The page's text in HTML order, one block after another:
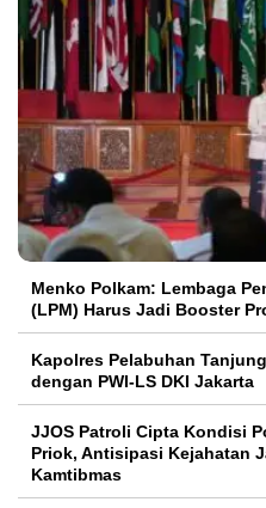
Menko Polkam: Lembaga
(LPM) Harus Jadi Booster
Kapolres Pelabuhan
dengan PWI-LS DKI Jakarta
JJOS Patroli Cipta Kondisi
Priok, Antisipasi Kejahatan
Kamtibmas